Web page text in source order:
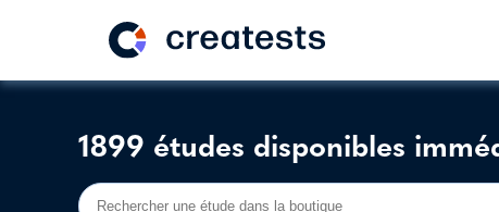
1899 études disponibles